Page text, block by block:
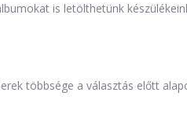
is letölthetünk
többsége a választás előtt